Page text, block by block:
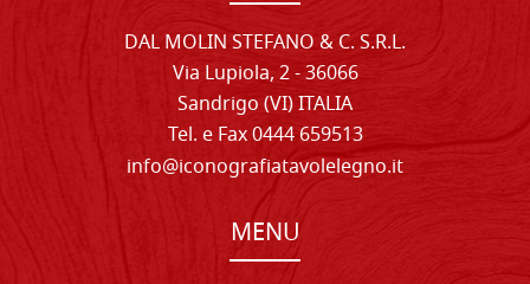
DAL MOLIN STEFANO & C. S.R.L.
Via Lupiola, 2 - 36066
Sandrigo (VI) ITALIA
Tel. e Fax 0444 659513
info@iconografiatavolelegno.it
MENU